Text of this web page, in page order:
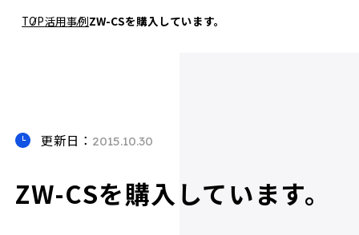
TOP活用事例ZW-CSを購入しています。
更新日： 2015.10.30
ZW-CSを購入しています。